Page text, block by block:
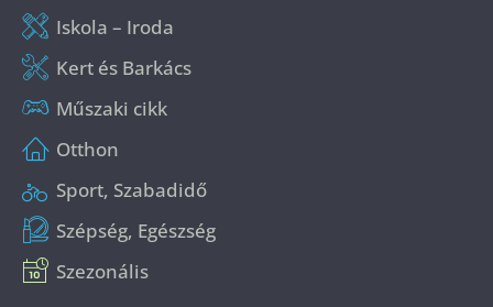
Iskola – Iroda
Kert és Barkács
Műszaki cikk
Otthon
Sport, Szabadidő
Szépség, Egészség
Szezonális